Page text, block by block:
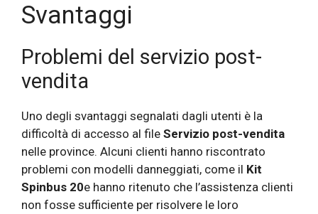
Svantaggi
Problemi del servizio post-
vendita
Uno degli svantaggi segnalati dagli utenti è la
difficoltà di accesso al file Servizio post-vendita
nelle province. Alcuni clienti hanno riscontrato
problemi con modelli danneggiati, come il Kit
Spinbus 20e hanno ritenuto che l’assistenza clienti
non fosse sufficiente per risolvere le loro